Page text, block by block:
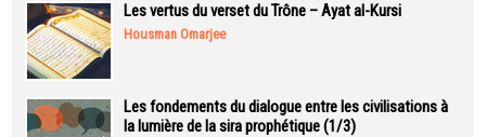
Les vertus du verset du Trône – Ayat al-Kursi
Housman Omarjee
Les fondements du dialogue entre les civilisations à
la lumière de la sira prophétique (1/3)